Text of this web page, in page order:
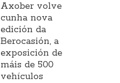
Axober volve
cunha nova
edición da
Berocasión, a
exposición de
máis de 500
vehículos